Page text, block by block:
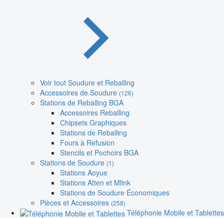
Voir tout Soudure et Reballing
Accessoires de Soudure (126)
Stations de Reballing BGA
Accessoires Reballing
Chipsets Graphiques
Stations de Reballing
Fours à Refusion
Stencils et Pochoirs BGA
Stations de Soudure (1)
Stations Aoyue
Stations Atten et Mlink
Stations de Soudure Économiques
Pièces et Accessoires (258)
Téléphonie Mobile et Tablettes